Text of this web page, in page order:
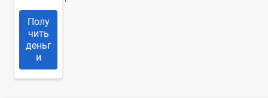
Полу
чить
деньг
и